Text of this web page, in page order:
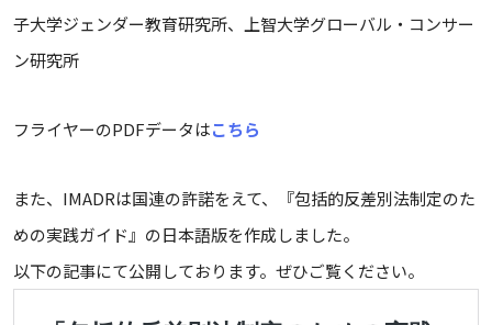
子大学ジェンダー教育研究所、上智大学グローバル・コンサー
ン研究所
フライヤーのPDFデータはこちら
また、IMADRは国連の許諾をえて、『包括的反差別法制定のた
めの実践ガイド』の日本語版を作成しました。
以下の記事にて公開しております。ぜひご覧ください。